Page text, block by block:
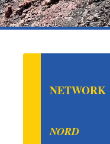
NETWORK
NORD